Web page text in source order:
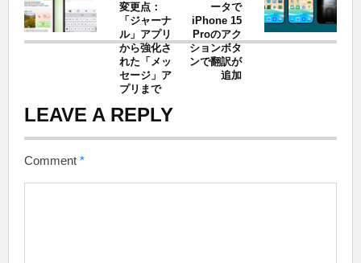
変更点：
「ジャーナ
ル」アプリ
から強化さ
れた「メッ
セージ」ア
プリまで
ータで
iPhone 15
Proのアク
ションボタ
ンで翻訳が
追加
LEAVE A REPLY
Comment *